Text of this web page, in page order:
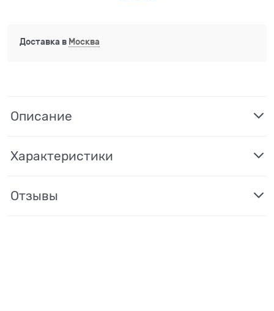
Доставка в Москва
Описание
Характеристики
Отзывы